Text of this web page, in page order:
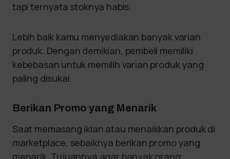
tapi ternyata stoknya habis.
Lebih baik kamu menyediakan banyak varian
produk. Dengan demikian, pembeli memiliki
kebebasan untuk memilih varian produk yang
paling disukai.
Berikan Promo yang Menarik
Saat memasang iklan atau menaikkan produk di
marketplace, sebaiknya berikan promo yang